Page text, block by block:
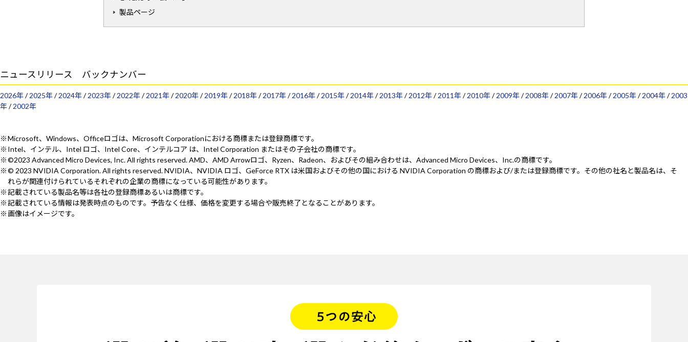
製品ページ
ニュースリリース バックナンバー
2026年/2025年/2024年/2023年/2022年/2021年/2020年/2019年/2018年/2017年/2016年/2015年/2014年/2013年/2012年/2011年/2010年/2009年/2008年/2007年/2006年/2005年/2004年/2003
年/2002年
Microsoft、Windows、Officeロゴは、Microsoft Corporationにおける商標または登録商標です。
Intel、インテル、Intel ロゴ、Intel Core、インテルコア は、Intel Corporation またはその子会社の商標です。
©2023 Advanced Micro Devices, Inc. All rights reserved. AMD、AMD Arrowロゴ、Ryzen、Radeon、およびその組み合わせは、Advanced Micro Devices、Inc.の商標です。
© 2023 NVIDIA Corporation. All rights reserved. NVIDIA、NVIDIA ロゴ、GeForce RTX は米国およびその他の国における NVIDIA Corporation の商標および/または登録商標です。その他の社名と製品名は、そ
れらが関連付けられているそれぞれの企業の商標になっている可能性があります。
記載されている製品名等は各社の登録商標あるいは商標です。
記載されている情報は発表時点のものです。予告なく仕様、価格を変更する場合や販売終了となることがあります。
画像はイメージです。